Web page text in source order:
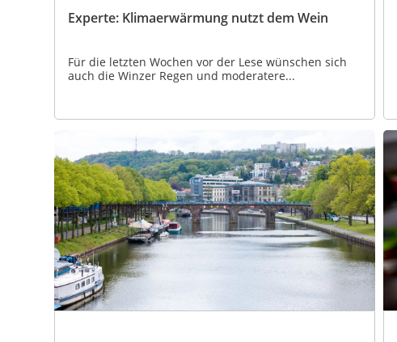
Experte: Klimaerwärmung nutzt dem Wein
Für die letzten Wochen vor der Lese wünschen sich
auch die Winzer Regen und moderatere...